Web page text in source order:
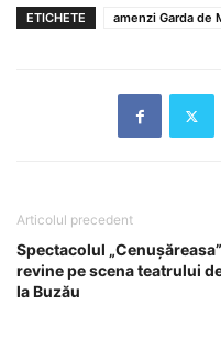
ETICHETE amenzi Garda de
Articolul precedent
Spectacolul „Cenușăreasa”
revine pe scena teatrului
la Buzău